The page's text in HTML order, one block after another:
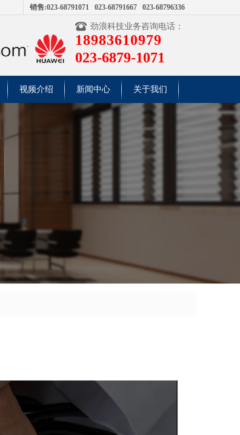
销售:023-68791071 023-68791667 023-68796336
劲浪科技业务咨询电话：
18983610979
023-6879-1071
视频介绍 新闻中心 关于我们